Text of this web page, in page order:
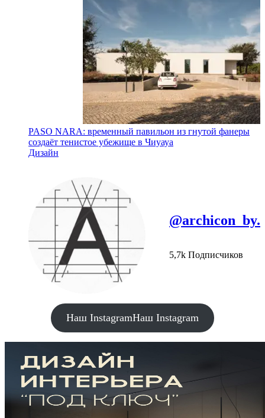
PASO NARA: временный павильон из гнутой фанеры
создаёт тенистое убежище в Чиуауа
Дизайн
@archicon_by.
5,7k Подписчиков
Наш InstagramНаш Instagram